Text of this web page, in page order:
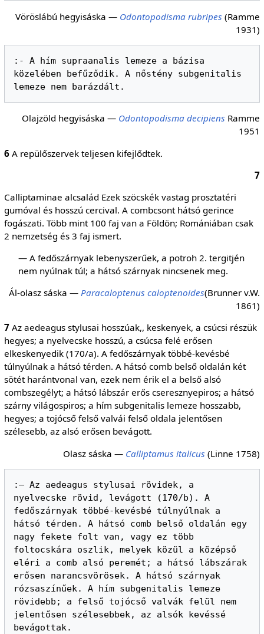
Vöröslábú hegyisáska — Odontopodisma rubripes (Ramme
1931)
:- A hím supraanalis lemeze a bázisa
közelében befűződik. A nőstény subgenitalis
Olajzöld hegyisáska — Odontopodisma decipiens Ramme
1951
6A repülőszervek teljesen kifejlődtek.
7
Calliptaminae alcsalád Ezek szöcskék vastag prosztatéri
gumóval és hosszú cercival. A combcsont hátsó gerince
fogászati. Több mint 100 faj van a Földön; Romániában csak
2 nemzetség és 3 faj ismert.
— A fedőszárnyak lebenyszerűek, a potroh 2. tergitjén
nem nyúlnak túl; a hátsó szárnyak nincsenek meg.
Ál-olasz sáska —Paracaloptenus caloptenoides(Brunner v.W.
1861)
7Az aedeagus stylusai hosszúak,, keskenyek, a csúcsi részük
hegyes; a nyelvecske hosszú, a csúcsa felé erősen
elkeskenyedik (170/a). A fedőszárnyak többé-kevésbé
túlnyúlnak a hátsó térden. A hátsó comb belső oldalán két
sötét harántvonal van, ezek nem érik el a belső alsó
combszegélyt; a hátsó lábszár erős cseresznyepiros; a hátsó
szárny világospiros; a hím subgenitalis lemeze hosszabb,
hegyes; a tojócső felső valvái felső oldala jelentősen
szélesebb, az alsó erősen bevágott.
Olasz sáska — Calliptamus italicus (Linne 1758)
:— Az aedeagus stylusai rövidek, a
nyelvecske rövid, levágott (170/b). A
fedőszárnyak többé-kevésbé túlnyúlnak a
hátsó térden. A hátsó comb belső oldalán egy
nagy fekete folt van, vagy ez több
foltocskára oszlik, melyek közül a középső
eléri a comb alsó peremét; a hátsó lábszárak
erősen narancsvörösek. A hátsó szárnyak
rózsaszínűek. A hím subgenitalis lemeze
rövidebb; a felső tojócső valvák felül nem
jelentősen szélesebbek, az alsók kevéssé